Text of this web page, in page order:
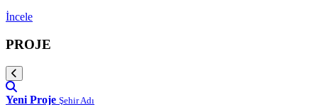
İncele
PROJE
Yeni Proje Şehir Adı